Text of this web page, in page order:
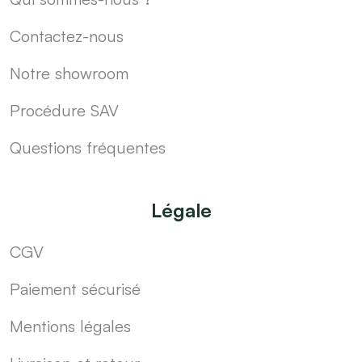
Contactez-nous
Notre showroom
Procédure SAV
Questions fréquentes
Légale
CGV
Paiement sécurisé
Mentions légales